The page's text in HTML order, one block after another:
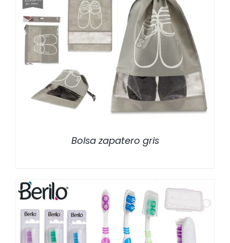
/ DETALLES
Bolsa zapatero gris